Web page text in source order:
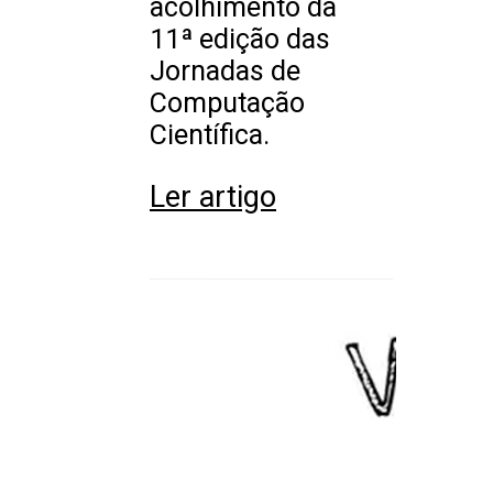
acolhimento da
11ª edição das
Jornadas de
Computação
Científica.
Ler artigo